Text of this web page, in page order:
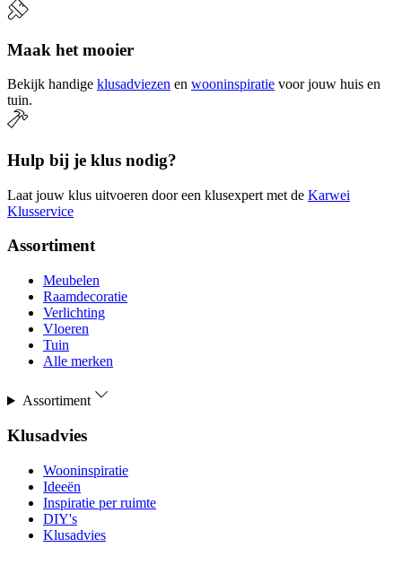
Maak het mooier
Bekijk handige klusadviezen en wooninspiratie voor jouw huis en
tuin.
Hulp bij je klus nodig?
Laat jouw klus uitvoeren door een klusexpert met de Karwei
Klusservice
Assortiment
Meubelen
Raamdecoratie
Verlichting
Vloeren
Tuin
Alle merken
Assortiment
Klusadvies
Wooninspiratie
Ideeën
Inspiratie per ruimte
DIY's
Klusadvies